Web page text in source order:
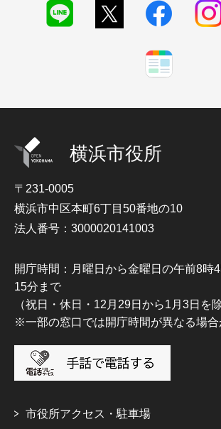
横浜市役所
〒231-0005
横浜市中区本町6丁目50番地の10
法人番号：3000020141003
開庁時間：月曜日から金曜日の午前8時
15分まで
（祝日・休日・12月29日から1月3日を除
※一部の窓口では開庁時間が異なる場合
市役所アクセス・駐車場